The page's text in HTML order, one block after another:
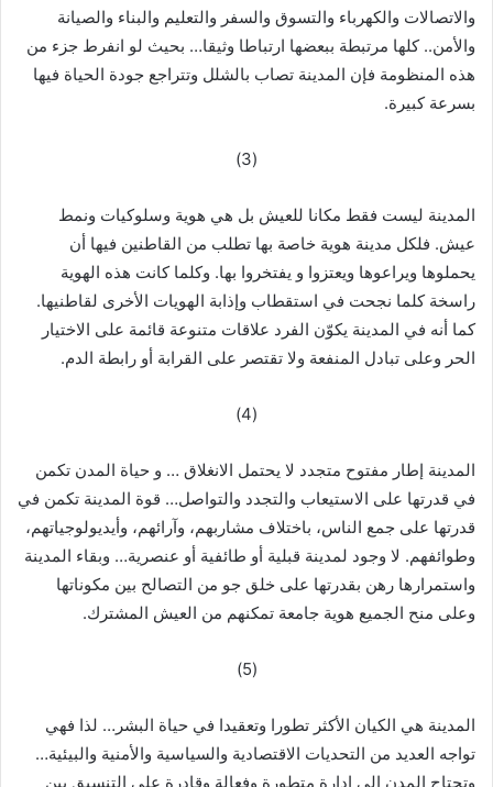
والاتصالات والكهرباء والتسوق والسفر والتعليم والبناء والصيانة
والأمن.. كلها مرتبطة ببعضها ارتباطا وثيقا… بحيث لو انفرط جزء من
هذه المنظومة فإن المدينة تصاب بالشلل وتتراجع جودة الحياة فيها
بسرعة كبيرة.
(3)
المدينة ليست فقط مكانا للعيش بل هي هوية وسلوكيات ونمط
عيش. فلكل مدينة هوية خاصة بها تطلب من القاطنين فيها أن
يحملوها ويراعوها ويعتزوا و يفتخروا بها. وكلما كانت هذه الهوية
راسخة كلما نجحت في استقطاب وإذابة الهويات الأخرى لقاطنيها.
كما أنه في المدينة يكوّن الفرد علاقات متنوعة قائمة على الاختيار
الحر وعلى تبادل المنفعة ولا تقتصر على القرابة أو رابطة الدم.
(4)
المدينة إطار مفتوح متجدد لا يحتمل الانغلاق … و حياة المدن تكمن
في قدرتها على الاستيعاب والتجدد والتواصل… قوة المدينة تكمن في
قدرتها على جمع الناس، باختلاف مشاربهم، وآرائهم، وأيديولوجياتهم،
وطوائفهم. لا وجود لمدينة قبلية أو طائفية أو عنصرية… وبقاء المدينة
واستمرارها رهن بقدرتها على خلق جو من التصالح بين مكوناتها
وعلى منح الجميع هوية جامعة تمكنهم من العيش المشترك.
(5)
المدينة هي الكيان الأكثر تطورا وتعقيدا في حياة البشر… لذا فهي
تواجه العديد من التحديات الاقتصادية والسياسية والأمنية والبيئية…
وتحتاج المدن إلى إدارة متطورة وفعالة وقادرة على التنسيق بين